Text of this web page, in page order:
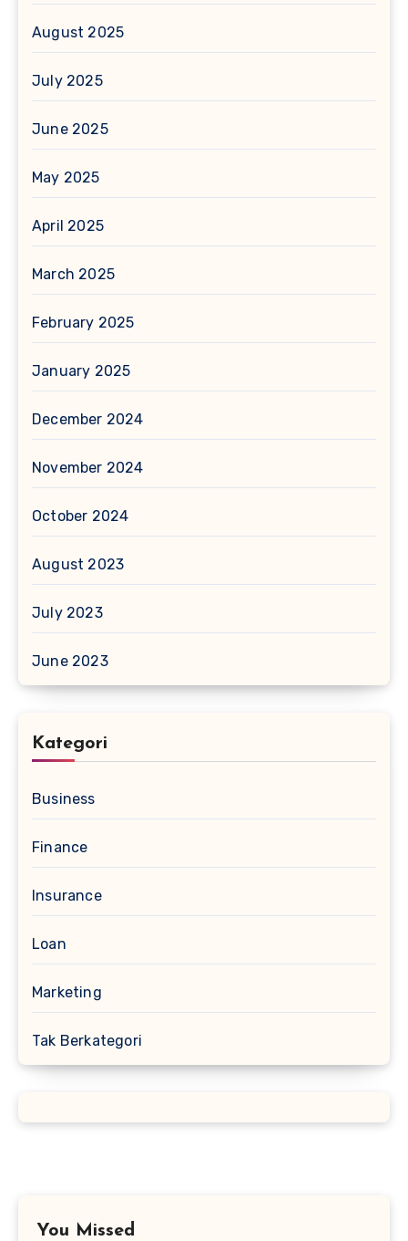
August 2025
July 2025
June 2025
May 2025
April 2025
March 2025
February 2025
January 2025
December 2024
November 2024
October 2024
August 2023
July 2023
June 2023
Kategori
Business
Finance
Insurance
Loan
Marketing
Tak Berkategori
You Missed